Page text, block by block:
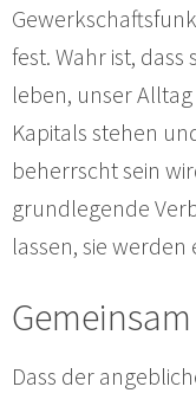
fest. Wahr ist,
leben, unser
Kapitals stehen
beherrscht sein
grundlegende
lassen, sie
Dass der